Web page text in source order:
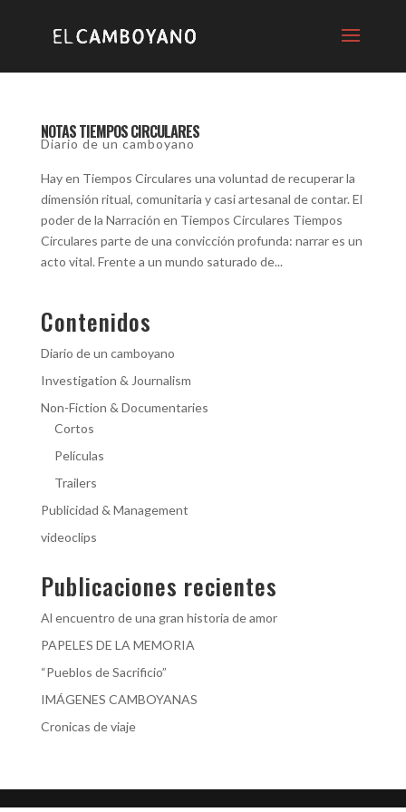
NOTAS TIEMPOS CIRCULARES
Diario de un camboyano
Hay en Tiempos Circulares una voluntad de recuperar la
dimensión ritual, comunitaria y casi artesanal de contar. El
poder de la Narración en Tiempos Circulares Tiempos
Circulares parte de una convicción profunda: narrar es un
acto vital. Frente a un mundo saturado de...
Contenidos
Diario de un camboyano
Investigation & Journalism
Non-Fiction & Documentaries
Cortos
Películas
Trailers
Publicidad & Management
videoclips
Publicaciones recientes
Al encuentro de una gran historia de amor
PAPELES DE LA MEMORIA
“Pueblos de Sacrificio”
IMÁGENES CAMBOYANAS
Cronicas de viaje